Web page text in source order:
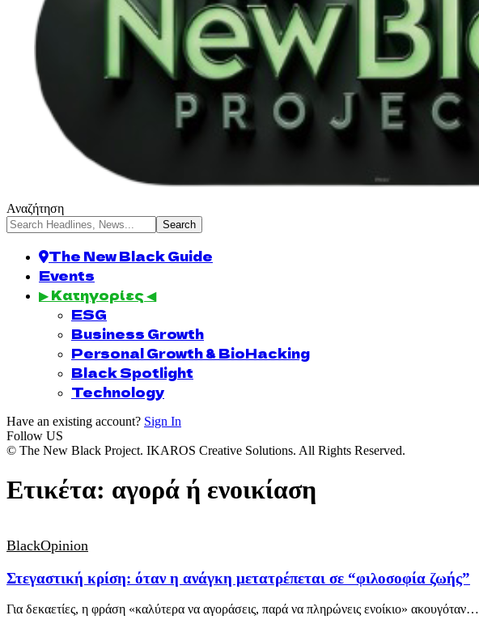
Αναζήτηση
The New Black Guide
Events
▶ Κατηγορίες ◀
ESG
Business Growth
Personal Growth & BioHacking
Black Spotlight
Technology
Have an existing account? Sign In
Follow US
© The New Black Project. IKAROS Creative Solutions. All Rights Reserved.
Ετικέτα: αγορά ή ενοικίαση
BlackOpinion
Στεγαστική κρίση: όταν η ανάγκη μετατρέπεται σε “φιλοσοφία ζωής”
Για δεκαετίες, η φράση «καλύτερα να αγοράσεις, παρά να πληρώνεις ενοίκιο» ακουγόταν…